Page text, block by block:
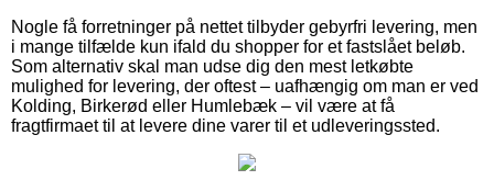
Nogle få forretninger på nettet tilbyder gebyrfri levering, men
i mange tilfælde kun ifald du shopper for et fastslået beløb.
Som alternativ skal man udse dig den mest letkøbte
mulighed for levering, der oftest – uafhængig om man er ved
Kolding, Birkerød eller Humlebæk – vil være at få
fragtfirmaet til at levere dine varer til et udleveringssted.